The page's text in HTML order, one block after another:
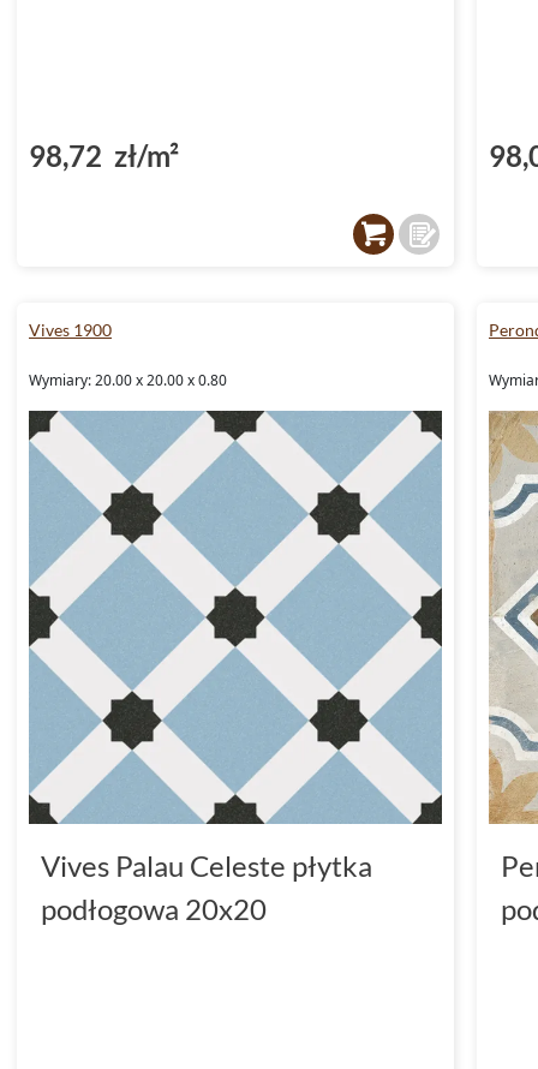
98,72 zł/m²
Vives 1900
Wymiary: 20.00 x 20.00 x 0.80
Vives Palau Celeste płytka
podłogowa 20x20